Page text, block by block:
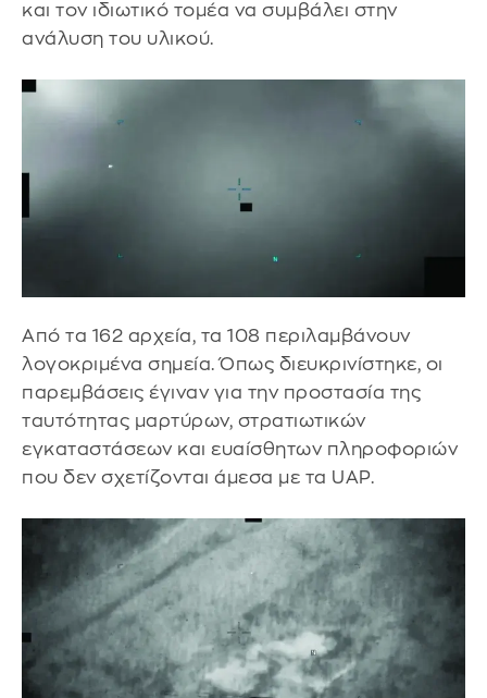
και τον ιδιωτικό τομέα να συμβάλει στην
ανάλυση του υλικού.
Από τα 162 αρχεία, τα 108 περιλαμβάνουν
λογοκριμένα σημεία. Όπως διευκρινίστηκε, οι
παρεμβάσεις έγιναν για την προστασία της
ταυτότητας μαρτύρων, στρατιωτικών
εγκαταστάσεων και ευαίσθητων πληροφοριών
που δεν σχετίζονται άμεσα με τα UAP.